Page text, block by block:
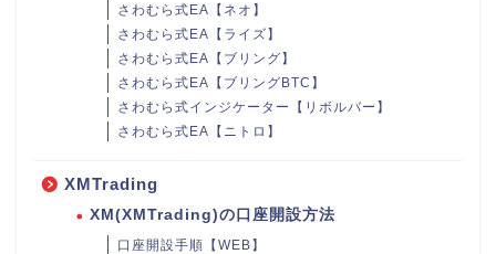
さわむら式EA【ネオ】
さわむら式EA【ライズ】
さわむら式EA【ブリング】
さわむら式EA【ブリングBTC】
さわむら式インジケーター【リボルバー】
さわむら式EA【ニトロ】
XMTrading
XM(XMTrading)の口座開設方法
口座開設手順【WEB】